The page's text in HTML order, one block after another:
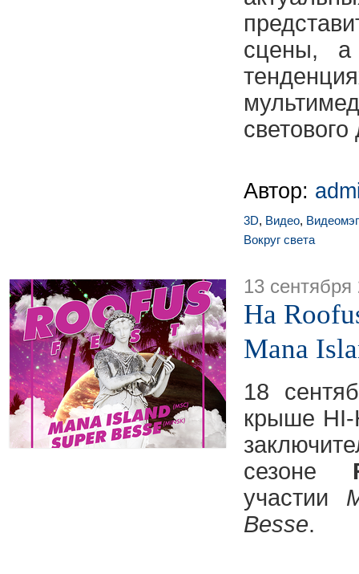
сцены,
Автор:
3D, Видео,
Вокруг света
13 сентября
На
Mana
18
крыше HI-
сезоне
участии
Besse.